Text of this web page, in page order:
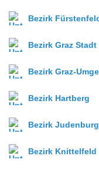
Bezirk
Bezirk Graz Stadt
Bezirk Graz-
Bezirk Hartberg
Bezirk Judenburg
Bezirk Knittelfeld